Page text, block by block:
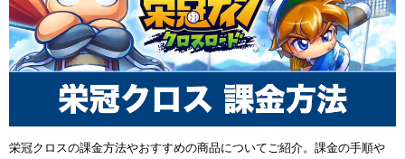
栄冠クロスの課金方法やおすすめの商品についてご紹介。課金の手順や